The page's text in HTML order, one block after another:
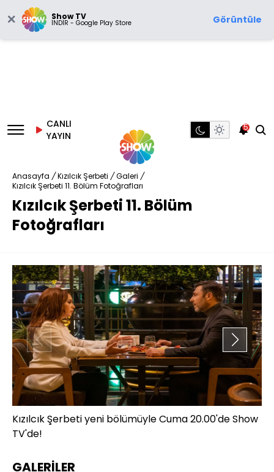
Show TV
İNDİR - Google Play Store Görüntüle
CANLI
YAYIN
5
Anasayfa / Kızılcık Şerbeti / Galeri /
Kızılcık Şerbeti 11. Bölüm Fotoğrafları
Kızılcık Şerbeti 11. Bölüm
Fotoğrafları
Kızılcık Şerbeti yeni bölümüyle Cuma 20.00'de Show
TV'de!
GALERİLER